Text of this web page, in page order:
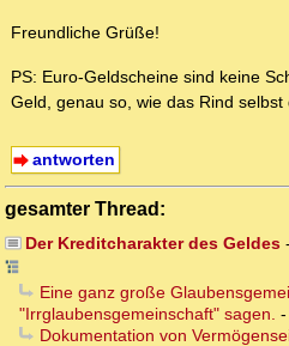
Freundliche Grüße!
PS: Euro-Geldscheine sind keine
Geld, genau so, wie das Rind selbst
antworten
gesamter Thread:
Der Kreditcharakter des Geldes-
Eine ganz große
"Irrglaubensgemeinschaft" sagen. -
Dokumentation von